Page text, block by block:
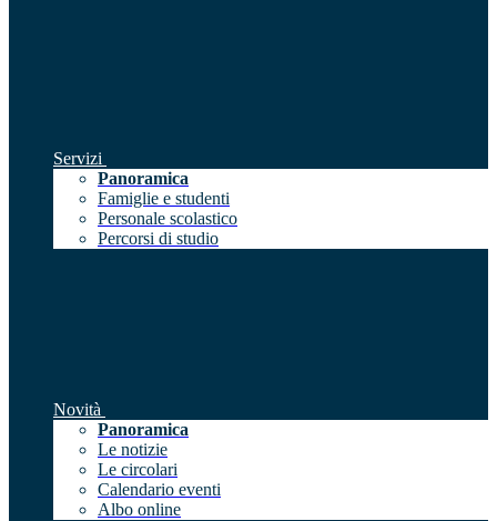
Servizi
Panoramica
Famiglie e studenti
Personale scolastico
Percorsi di studio
Novità
Panoramica
Le notizie
Le circolari
Calendario eventi
Albo online